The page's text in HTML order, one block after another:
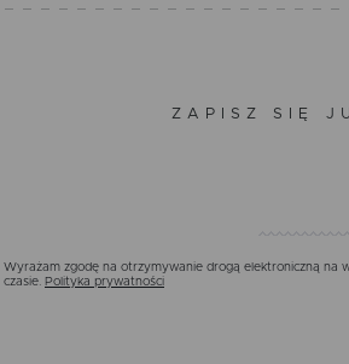
ZAPISZ SIĘ
Wyrażam zgodę na otrzymywanie drogą elektroniczną na
czasie. Polityka prywatności